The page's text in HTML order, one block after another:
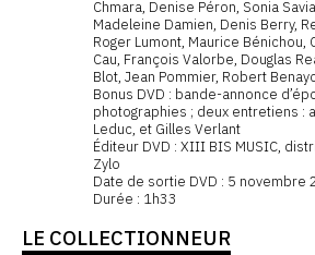
Chmara, Denise Péron, Sonia
Madeleine Damien, Denis Berry,
Roger Lumont, Maurice Bénichou,
Cau, François Valorbe, Douglas
Blot, Jean Pommier, Robert
Bonus DVD : bande-annonce
photographies ; deux entretiens :
Leduc, et Gilles Verlant
Éditeur DVD : XIII BIS MUSIC,
Zylo
Date de sortie DVD : 5 novembre
Durée : 1h33
LE COLLECTIONNEUR